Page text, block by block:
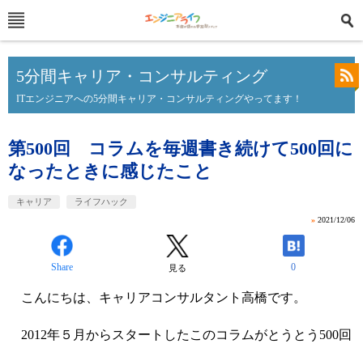
5分間キャリア・コンサルティング
ITエンジニアへの5分間キャリア・コンサルティングやってます！
第500回 コラムを毎週書き続けて500回に
なったときに感じたこと
キャリア ライフハック
» 2021/12/06
Share 見る 0
こんにちは、キャリアコンサルタント高橋です。
2012年５月からスタートしたこのコラムがとうとう500回